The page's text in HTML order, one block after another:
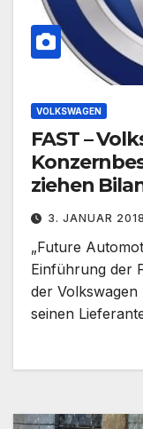
VOLKSWAGEN
FAST –
ziehen
3. JANUAR 2018
„Future
Einführung der
der Volkswagen
seinen